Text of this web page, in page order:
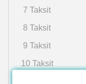
7 Taksit
8 Taksit
9 Taksit
10 Taksit